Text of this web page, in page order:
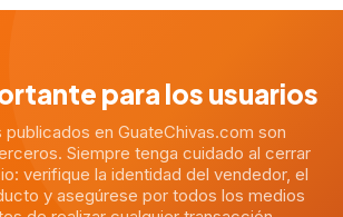
para los usuarios
publicados en GuateChivas.com son
Siempre tenga cuidado al cerrar
verifique la identidad del vendedor, el
y asegúrese por todos los medios